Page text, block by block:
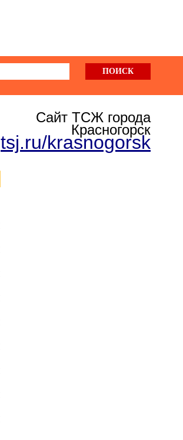
Сайт ТСЖ города
Красногорск
tsj.ru/krasnogorsk